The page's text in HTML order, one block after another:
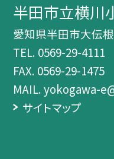
半田市立横川
愛知県半田市大伝
TEL. 0569-29-4111
FAX. 0569-29-1475
MAIL. yokogawa-
サイトマップ